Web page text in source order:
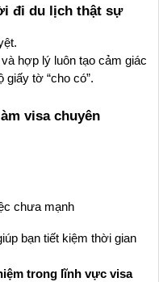
đi du lịch thật sự
hợp lý luôn tạo cảm giác
tờ “cho có”.
visa chuyên
chưa mạnh
bạn tiết kiệm thời gian
trong lĩnh vực visa